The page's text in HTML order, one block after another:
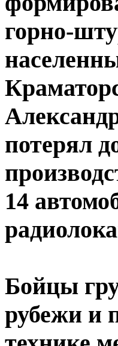
горно-
потерял
14
Бойцы
рубежи и